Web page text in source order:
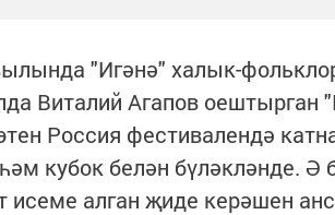
"Игәнә" халык-
Виталий Агапов
Россия фестивалендә
кубок белән бүләкләнде. Ә
исеме алган җиде керәшен